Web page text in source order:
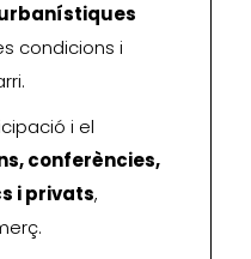
condicions i
i el
conferències,
i privats,